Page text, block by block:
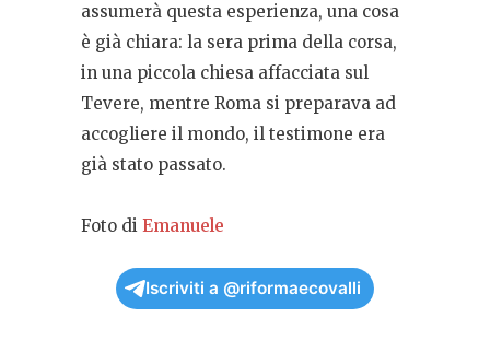
assumerà questa esperienza, una cosa
è già chiara: la sera prima della corsa,
in una piccola chiesa affacciata sul
Tevere, mentre Roma si preparava ad
accogliere il mondo, il testimone era
già stato passato.
Foto di Emanuele
Iscriviti a @riformaecovalli